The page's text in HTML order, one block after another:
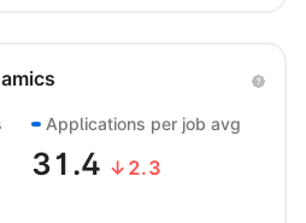
Applications per job avg
31.4 ↓2.3